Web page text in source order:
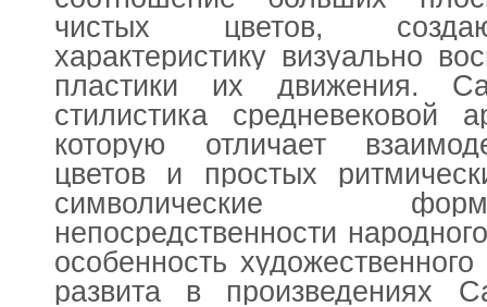
чистых цветов,
характеристику визуально
пластики их движения.
стилистика средневековой
которую отличает
цветов и простых
символические
непосредственности
особенность
развита в произведениях